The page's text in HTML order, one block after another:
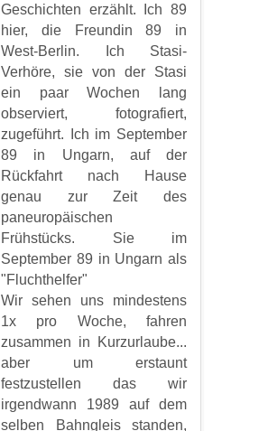
Geschichten erzählt. Ich 89
hier, die Freundin 89 in
West-Berlin. Ich Stasi-
Verhöre, sie von der Stasi
ein paar Wochen lang
observiert, fotografiert,
zugeführt. Ich im September
89 in Ungarn, auf der
Rückfahrt nach Hause
genau zur Zeit des
paneuropäischen
Frühstücks. Sie im
September 89 in Ungarn als
"Fluchthelfer"
Wir sehen uns mindestens
1x pro Woche, fahren
zusammen in Kurzurlaube...
aber um erstaunt
festzustellen das wir
irgendwann 1989 auf dem
selben Bahngleis standen,